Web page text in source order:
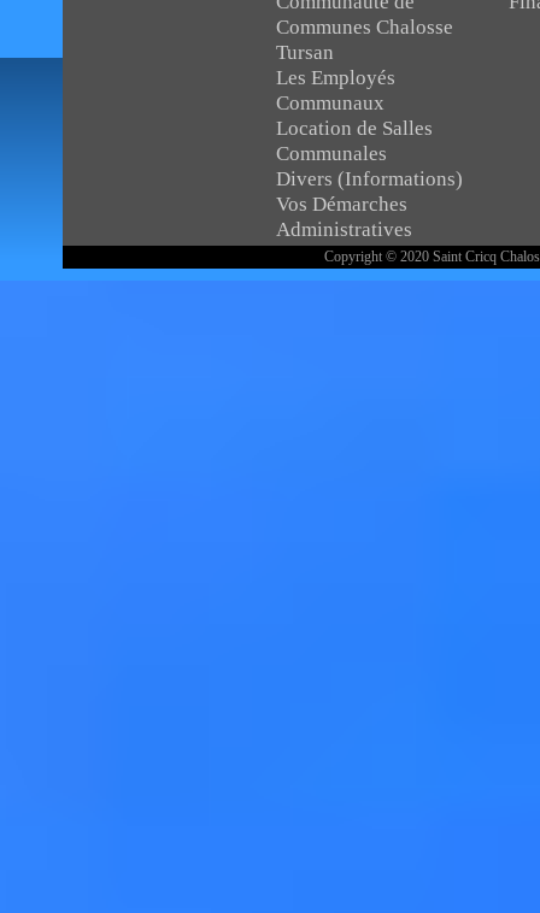
Communes Chalosse
Tursan
Les Employés
Communaux
Location de Salles
Communales
Divers (Informations)
Vos Démarches
Administratives
Copyright © 2020 Saint Cricq